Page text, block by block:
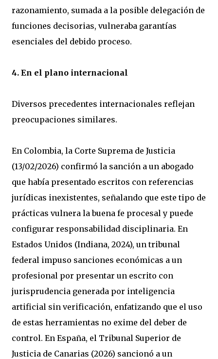
razonamiento, sumada a la posible delegación de
funciones decisorias, vulneraba garantías
esenciales del debido proceso.
4. En el plano internacional
Diversos precedentes internacionales reflejan
preocupaciones similares.
En Colombia, la Corte Suprema de Justicia
(13/02/2026) confirmó la sanción a un abogado
que había presentado escritos con referencias
jurídicas inexistentes, señalando que este tipo de
prácticas vulnera la buena fe procesal y puede
configurar responsabilidad disciplinaria. En
Estados Unidos (Indiana, 2024), un tribunal
federal impuso sanciones económicas a un
profesional por presentar un escrito con
jurisprudencia generada por inteligencia
artificial sin verificación, enfatizando que el uso
de estas herramientas no exime del deber de
control. En España, el Tribunal Superior de
Justicia de Canarias (2026) sancionó a un